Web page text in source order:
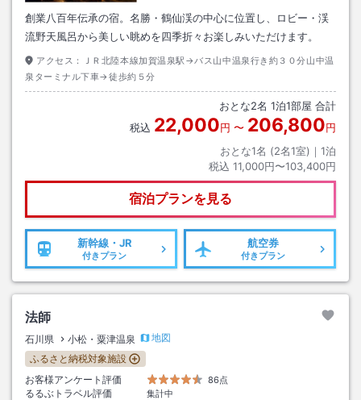
創業八百年伝承の宿。名勝・鶴仙渓の中心に位置し、ロビー・渓
流野天風呂から美しい眺めを四季折々お楽しみいただけます。
アクセス：
ＪＲ北陸本線加賀温泉駅→バス山中温泉行き約３０分山中温
泉ターミナル下車→徒歩約５分
おとな2名 1泊1部屋 合計
税込 22,000円 〜 206,800円
おとな1名 (2名1室)｜ 1泊
税込 11,000円〜103,400円
宿泊プランを見る
新幹線・JR
付きプラン
航空券
付きプラン
法師
石川県 小松・粟津温泉
地図
ふるさと納税対象施設
お客様アンケート評価
86点
るるぶトラベル評価
集計中